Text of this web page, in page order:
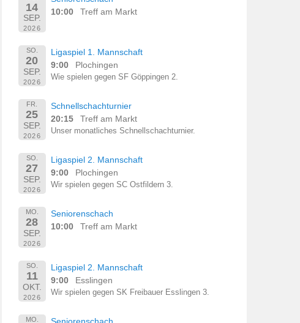
14
SEP.
2026
10:00
Treff am Markt
SO.
20
SEP.
2026
Ligaspiel 1. Mannschaft
9:00
Plochingen
Wie spielen gegen SF Göppingen 2.
FR.
25
SEP.
2026
Schnellschachturnier
20:15
Treff am Markt
Unser monatliches Schnellschachturnier.
SO.
27
SEP.
2026
Ligaspiel 2. Mannschaft
9:00
Plochingen
Wir spielen gegen SC Ostfildern 3.
MO.
28
SEP.
2026
Seniorenschach
10:00
Treff am Markt
SO.
11
OKT.
2026
Ligaspiel 2. Mannschaft
9:00
Esslingen
Wir spielen gegen SK Freibauer Esslingen 3.
MO.